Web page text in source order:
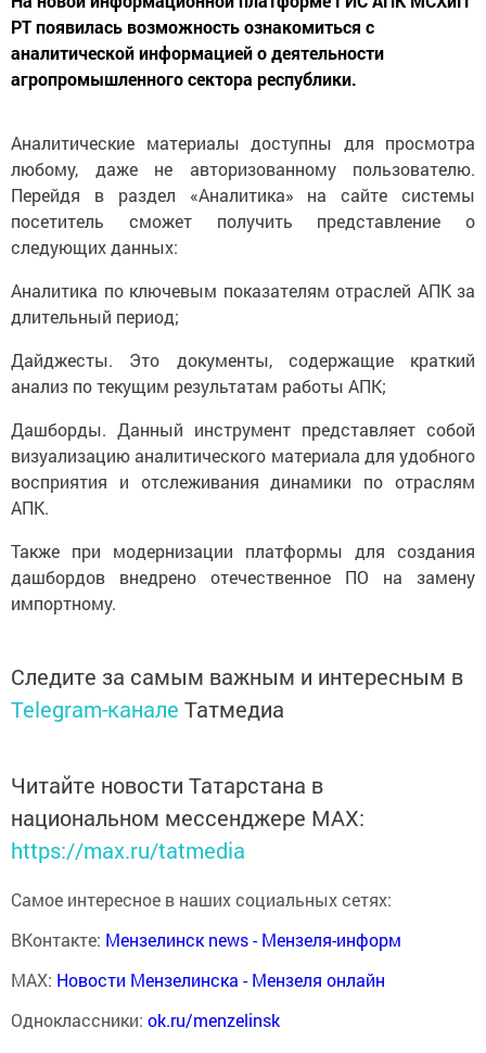
РТ появилась возможность ознакомиться с
аналитической информацией о деятельности
агропромышленного сектора республики.
Аналитические материалы доступны для просмотра
любому, даже не авторизованному пользователю.
Перейдя в раздел «Аналитика» на сайте системы
посетитель сможет получить представление о
следующих данных:
Аналитика по ключевым показателям отраслей АПК за
длительный период;
Дайджесты. Это документы, содержащие краткий
анализ по текущим результатам работы АПК;
Дашборды. Данный инструмент представляет собой
визуализацию аналитического материала для удобного
восприятия и отслеживания динамики по отраслям
АПК.
Также при модернизации платформы для создания
дашбордов внедрено отечественное ПО на замену
импортному.
Следите за самым важным и интересным в
Telegram-канале Татмедиа
Читайте новости Татарстана в
национальном мессенджере MАХ:
https://max.ru/tatmedia
Самое интересное в наших социальных сетях:
ВКонтакте: Мензелинск news - Мензеля-информ
MAX: Новости Мензелинска - Мензеля онлайн
Одноклассники: ok.ru/menzelinsk